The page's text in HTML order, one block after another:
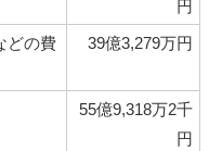
円
どの費
39億3,279万円
55億9,318万2千
円